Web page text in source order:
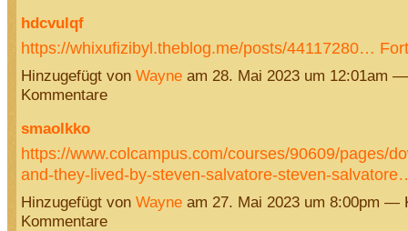
hdcvulqf
https://whixufizibyl.theblog.me/posts/44117280…
Hinzugefügt von Wayneam 28. Mai 2023 um 12:01am
Kommentare
smaolkko
https://www.colcampus.com/courses/90609/pages/
and-they-lived-by-steven-salvatore-steven-
Hinzugefügt von Wayneam 27. Mai 2023 um 8:00pm —
Kommentare